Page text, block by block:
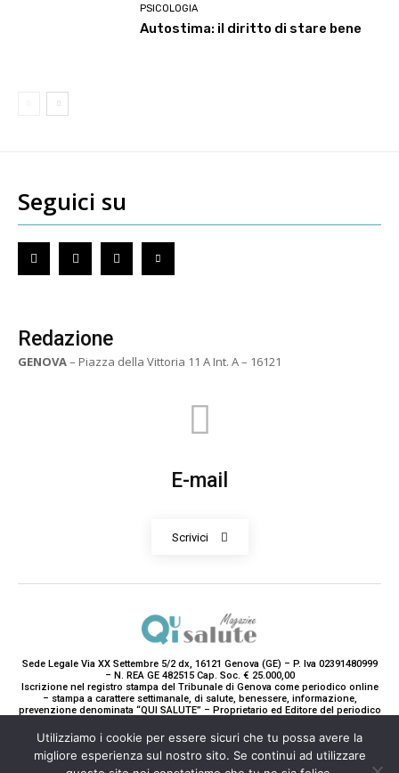
PSICOLOGIA
Autostima: il diritto di stare bene
Seguici su
Redazione
GENOVA– Piazza della Vittoria 11 A Int. A – 16121
E-mail
Scrivici
Sede Legale Via XX Settembre 5/2 dx, 16121 Genova (GE) – P. Iva 02391480999
– N. REA GE 482515 Cap. Soc. € 25.000,00
Iscrizione nel registro stampa del Tribunale di Genova come periodico online
– stampa a carattere settimanale, di salute, benessere, informazione,
prevenzione denominata “QUI SALUTE” – Proprietario ed Editore del periodico
Paola Gavarone. (Iscrizione registro stampa R.V. 5663/2020 Reg. Stampa
N.14/2020 Cron. 890/2020).
2020-2025© Teddy Luxury SRL
Utilizziamo i cookie per essere sicuri che tu possa avere la
migliore esperienza sul nostro sito. Se continui ad utilizzare